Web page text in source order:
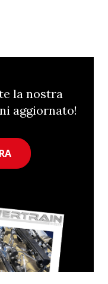
la nostra
aggiornato!